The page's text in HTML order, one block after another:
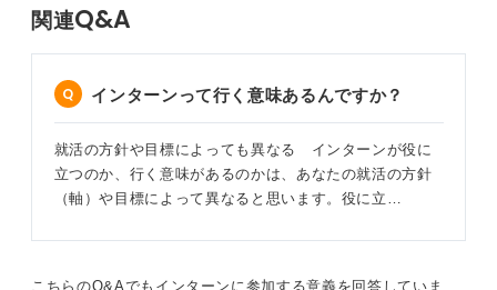
関連Q&A
インターンって行く意味あるんですか？
就活の方針や目標によっても異なる インターンが役に
立つのか、行く意味があるのかは、あなたの就活の方針
（軸）や目標によって異なると思います。役に立…
こちらのQ&Aでもインターンに参加する意義を回答していま